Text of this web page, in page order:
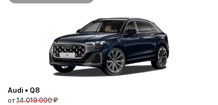
Audi • Q8
от14 019 000 ₽